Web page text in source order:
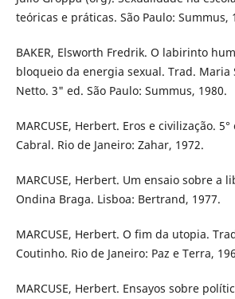
teóricas e práticas. São Paulo: Summus,
BAKER, Elsworth Fredrik. O labirinto
bloqueio da energia sexual. Trad. Maria
Netto. 3" ed. São Paulo: Summus, 1980.
MARCUSE, Herbert. Eros e civilização.
Cabral. Rio de Janeiro: Zahar, 1972.
MARCUSE, Herbert. Um ensaio sobre a
Ondina Braga. Lisboa: Bertrand, 1977.
MARCUSE, Herbert. O fim da utopia.
Coutinho. Rio de Janeiro: Paz e Terra,
MARCUSE, Herbert. Ensayos sobre